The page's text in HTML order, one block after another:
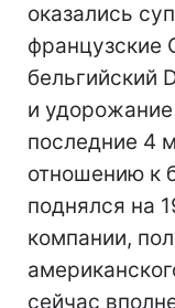
оказались
французские
бельгийский
и
последние 4
отношению к
поднялся на
компании,
сейчас